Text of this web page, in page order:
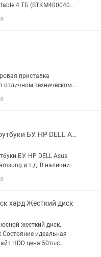
4 ТБ (STKM4000400)
приставка
отличном техническом
Использовалась
без нареканий. В
беспроводной
Недорого ноутбуки БУ. HP DELL Asus Acer Lenovo Samsung и т.д.
БУ. HP DELL Asus
и т.д. В наличии
брендов Acer Asus
разные, в
Есть...
хард Жесткий диск
жесткий диск.
HDD цена 50тыс